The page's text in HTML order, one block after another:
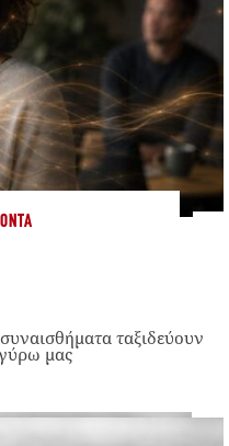
ταξιδεύουν
μας